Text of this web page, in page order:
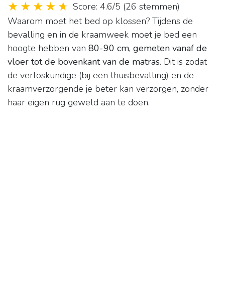
Score: 4.6/5 (26 stemmen)
Waarom moet het bed op klossen? Tijdens de
bevalling en in de kraamweek moet je bed een
hoogte hebben van 80-90 cm, gemeten vanaf de
vloer tot de bovenkant van de matras. Dit is zodat
de verloskundige (bij een thuisbevalling) en de
kraamverzorgende je beter kan verzorgen, zonder
haar eigen rug geweld aan te doen.